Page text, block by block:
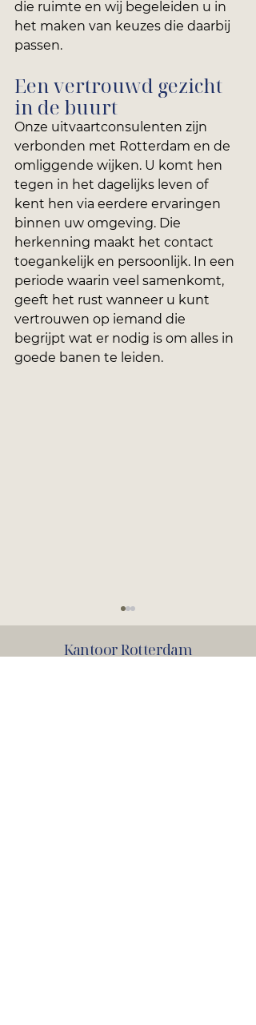
die ruimte en wij begeleiden u in
het maken van keuzes die daarbij
passen.
Een vertrouwd gezicht
in de buurt
Onze uitvaartconsulenten zijn
verbonden met Rotterdam en de
omliggende wijken. U komt hen
tegen in het dagelijks leven of
kent hen via eerdere ervaringen
binnen uw omgeving. Die
herkenning maakt het contact
toegankelijk en persoonlijk. In een
periode waarin veel samenkomt,
geeft het rust wanneer u kunt
vertrouwen op iemand die
begrijpt wat er nodig is om alles in
goede banen te leiden.
Kantoor Rotterdam